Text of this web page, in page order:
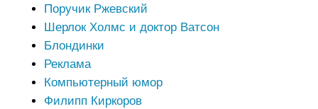
Поручик Ржевский
Шерлок Холмс и доктор Ватсон
Блондинки
Реклама
Компьютерный юмор
Филипп Киркоров